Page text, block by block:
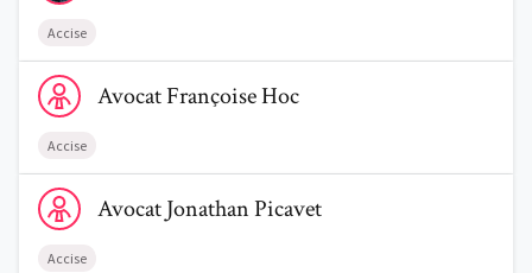
Accise
Voir le profil de AvocatFrançoise Hoc
AvocatFrançoiseHoc
Accise
Voir le profil de AvocatJonathan Picavet
AvocatJonathanPicavet
Accise